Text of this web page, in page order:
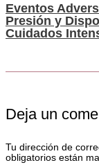
Eventos
Presión y
Cuidados
Deja un
Tu dirección de
obligatorios están